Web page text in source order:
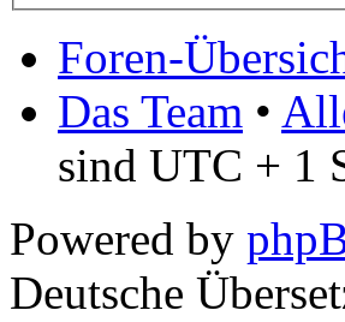
Foren-
Das Team •
sind UTC + 1
Powered by
Deutsche